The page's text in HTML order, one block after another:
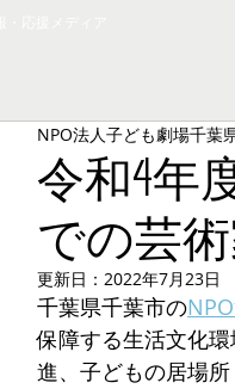
令和4年
での芸
NPO法人子ども劇場千葉
更新日： 2022年7月23日
千葉県千葉市の
保障する生活文化
進、子どもの居場